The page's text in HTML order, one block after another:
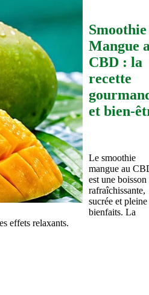
Smoothie
Mangue
CBD : la
recette
et bien-
Le smoothie
mangue au
est une boisson
rafraîchissante,
sucrée et pleine
bienfaits. La
effets relaxants.